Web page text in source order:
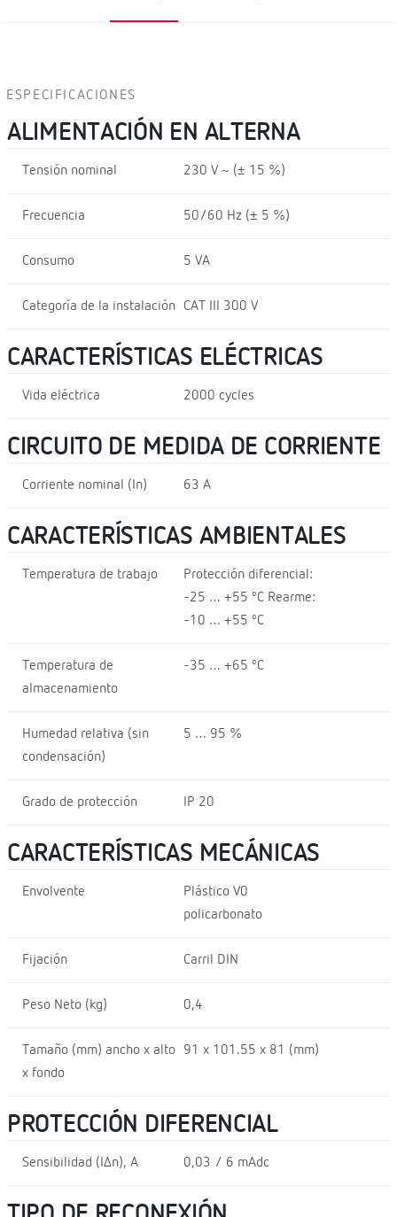
ESPECIFICACIONES
ALIMENTACIÓN EN ALTERNA
Tensión nominal 230 V ~ (± 15 %)
Frecuencia 50/60 Hz (± 5 %)
Consumo 5 VA
Categoría de la instalación CAT III 300 V
CARACTERÍSTICAS ELÉCTRICAS
Vida eléctrica 2000 cycles
CIRCUITO DE MEDIDA DE CORRIENTE
Corriente nominal (In) 63 A
CARACTERÍSTICAS AMBIENTALES
Temperatura de trabajo
Protección diferencial:
-25 … +55 ºC Rearme:
-10 … +55 ºC
Temperatura de
almacenamiento
-35 … +65 ºC
Humedad relativa (sin
condensación)
5 … 95 %
Grado de protección IP 20
CARACTERÍSTICAS MECÁNICAS
Envolvente
Plástico V0
policarbonato
Fijación Carril DIN
Peso Neto (kg) 0,4
Tamaño (mm) ancho x alto
x fondo
91 x 101.55 x 81 (mm)
PROTECCIÓN DIFERENCIAL
Sensibilidad (I∆n), A 0,03 / 6 mAdc